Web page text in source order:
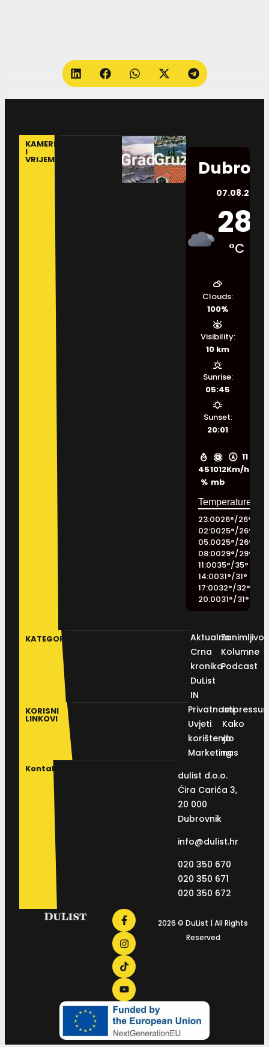
KAMERE
I
VRIJEME
07.08.2026.
28
°C
45
%
1012
mb
11
Km/h
Clouds:
100%
Visibility:
10 km
Sunrise:
05:45
Sunset:
20:01
23:0026°/26°
02:0025°/26°
05:0025°/26°
08:0029°/29°
11:0035°/35°
14:0031°/31°
17:0032°/32°
20:0031°/31°
KATEGORIJE
Aktualno
Crna
kronika
DuList
IN
Kolumne
Podcast
KORISNI
LINKOVI
Privatnosti
Uvjeti
korištenja
Marketing
Kako
do
nas
Kontakt
dulist d.o.o.
Ćira Carića 3,
20 000
Dubrovnik
info@dulist.hr
020 350 670
020 350 671
020 350 672
2026 © DuList | All Rights
Reserved